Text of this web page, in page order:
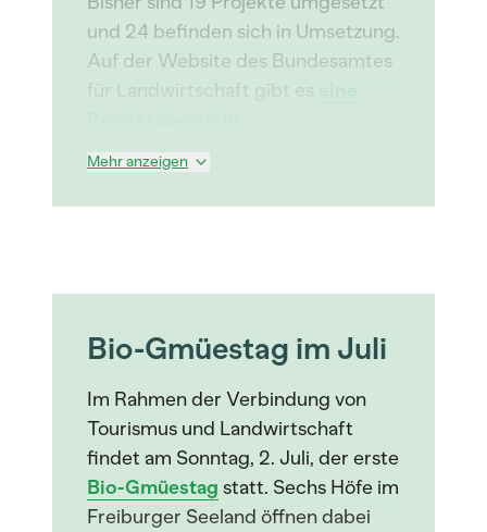
und 24 befinden sich in Umsetzung.
Auf der Website des Bundesamtes
für Landwirtschaft gibt es
Mehr anzeigen
Bio-Gmüestag im Juli
Im Rahmen der Verbindung von
Tourismus und Landwirtschaft
findet am Sonntag, 2. Juli, der erste
Bio-Gmüestag statt. Sechs Höfe im
Freiburger Seeland öffnen dabei